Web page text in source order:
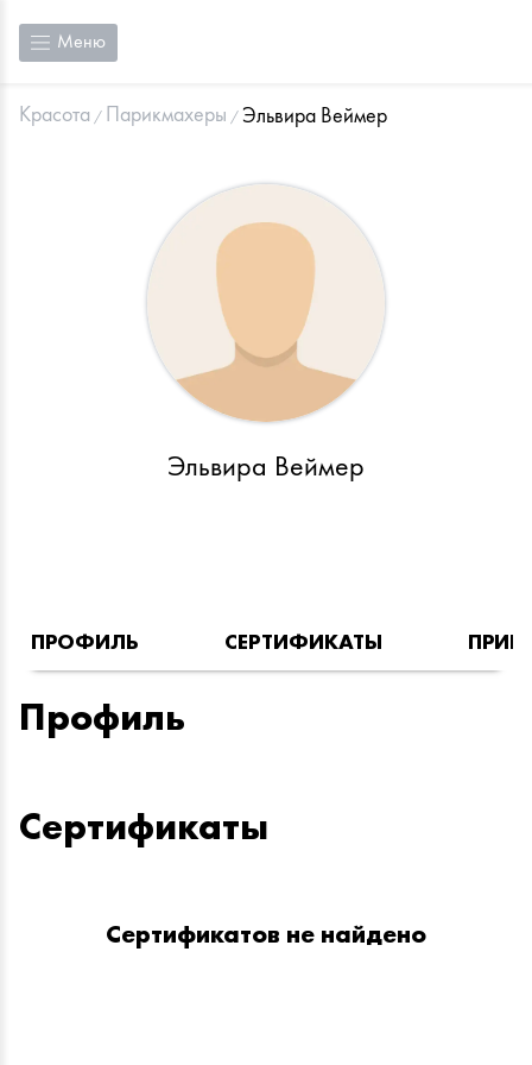
Меню
Красота Парикмахеры Эльвира Веймер
Эльвира Веймер
ПРОФИЛЬ СЕРТИФИКАТЫ
Профиль
Сертификаты
Сертификатов не найдено